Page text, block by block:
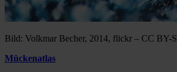
Bild: Volkmar Becher, 2014, flickr – CC BY-
Mückenatlas